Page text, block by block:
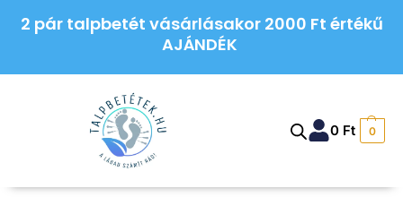
2 pár talpbetét vásárlásakor 2000 Ft értékű
AJÁNDÉK
0 Ft 0